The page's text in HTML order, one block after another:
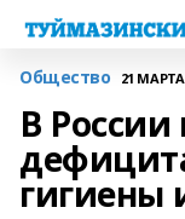
Общество 21 МАРТА
В России
гигиены